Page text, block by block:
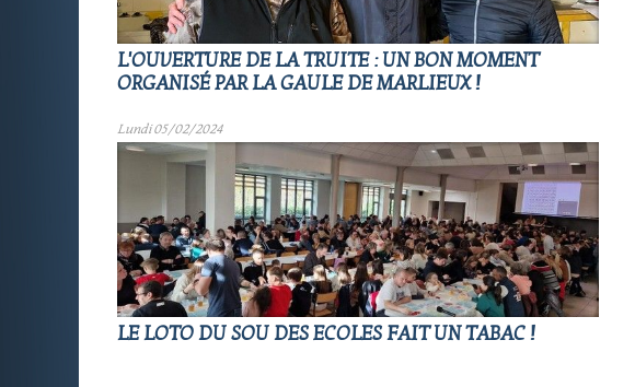
L'OUVERTURE DE LA TRUITE : UN BON MOMENT
ORGANISÉ PAR LA GAULE DE MARLIEUX !
Lundi 05/02/2024
LE LOTO DU SOU DES ECOLES FAIT UN TABAC !